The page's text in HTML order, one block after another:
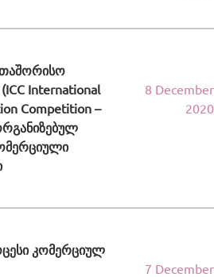
International
Competition –
8 December
2020
კომერციულ
7 December